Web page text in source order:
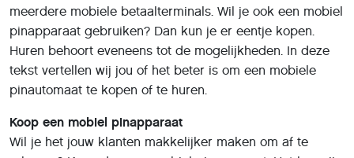
meerdere mobiele betaalterminals. Wil je ook een mobiel
pinapparaat gebruiken? Dan kun je er eentje kopen.
Huren behoort eveneens tot de mogelijkheden. In deze
tekst vertellen wij jou of het beter is om een mobiele
pinautomaat te kopen of te huren.
Koop een mobiel pinapparaat
Wil je het jouw klanten makkelijker maken om af te